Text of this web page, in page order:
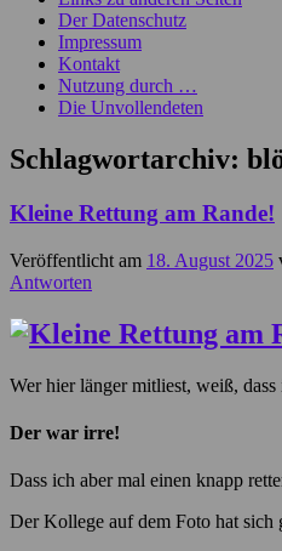
Der Datenschutz
Impressum
Kontakt
Nutzung durch …
Die Unvollendeten
Schlagwortarchiv:
Kleine Rettung am Rande!
Veröffentlicht am 18. August 2025
Antworten
Wer hier länger mitliest, weiß,
Der war irre!
Dass ich aber mal einen knapp
Der Kollege auf dem Foto hat sich